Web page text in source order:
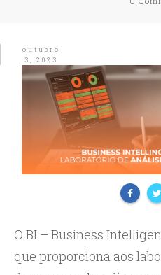
outubro
3, 2023
O BI – Business
que proporciona aos